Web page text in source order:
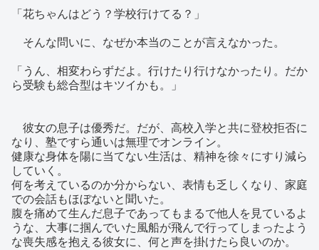
「花ちゃんはどう？学校行けてる？」
そんな問いに、なぜか本当のことが言えなかった。
「うん、相変わらずだよ。行けたり行けなかったり。だか
ら受験も総合型はキツイかも。」
彼女の息子は優秀だ。だが、高校入学と共に登校拒否に
なり、塾ですら通いは無理でオンライン。
健康な身体を陽に当てない生活は、精神を徐々にすり減ら
していく。
何を考えているのか分からない、表情も乏しくなり、家庭
での会話もほぼないと聞いた。
腹を痛めて生んだ息子であってもまるで他人を見ているよ
うな、大事に掴んでいた風船が飛んで行ってしまったよう
な喪失感を抱える彼女に、何と声を掛けたら良いのか。